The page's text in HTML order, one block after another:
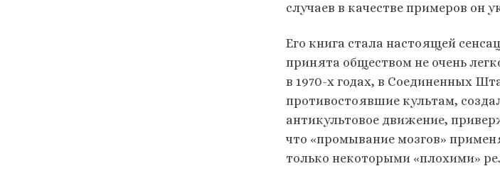
случаев в качестве примеров он
Его книга стала настоящей
принята обществом не очень
в 1970-х годах, в Соединенных
противостоявшие культам,
антикультовое движение,
что «промывание мозгов»
только некоторыми «плохими»